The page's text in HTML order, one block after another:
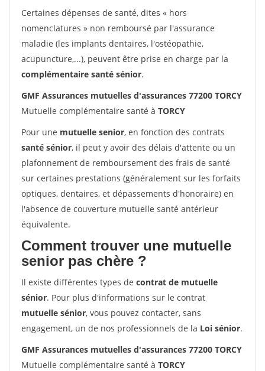
Certaines dépenses de santé, dites « hors
nomenclatures » non remboursé par l'assurance
maladie (les implants dentaires, l'ostéopathie,
acupuncture,...), peuvent être prise en charge par la
complémentaire santé sénior.
GMF Assurances mutuelles d'assurances 77200 TORCY
Mutuelle complémentaire santé à TORCY
Pour une mutuelle senior, en fonction des contrats
santé sénior, il peut y avoir des délais d'attente ou un
plafonnement de remboursement des frais de santé
sur certaines prestations (généralement sur les forfaits
optiques, dentaires, et dépassements d'honoraire) en
l'absence de couverture mutuelle santé antérieur
équivalente.
Comment trouver une mutuelle
senior pas chère ?
Il existe différentes types de contrat de mutuelle
sénior. Pour plus d'informations sur le contrat
mutuelle sénior, vous pouvez contacter, sans
engagement, un de nos professionnels de la Loi sénior.
GMF Assurances mutuelles d'assurances 77200 TORCY
Mutuelle complémentaire santé à TORCY